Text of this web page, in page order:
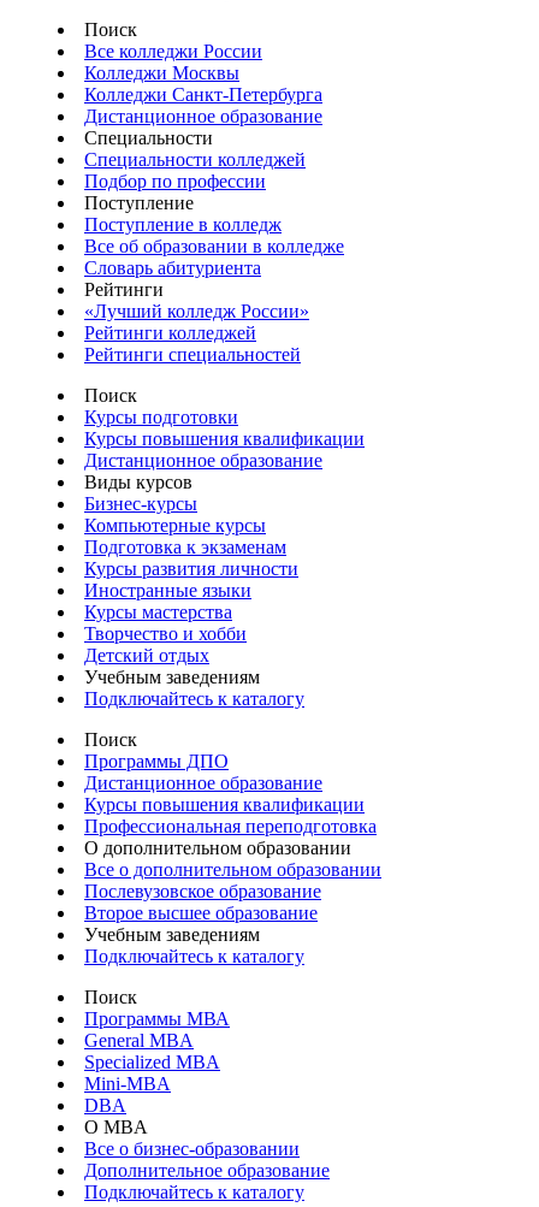
Поиск
Все колледжи России
Колледжи Москвы
Колледжи Санкт-Петербурга
Дистанционное образование
Специальности
Специальности колледжей
Подбор по профессии
Поступление
Поступление в колледж
Все об образовании в колледже
Словарь абитуриента
Рейтинги
«Лучший колледж России»
Рейтинги колледжей
Рейтинги специальностей
Поиск
Курсы подготовки
Курсы повышения квалификации
Дистанционное образование
Виды курсов
Бизнес-курсы
Компьютерные курсы
Подготовка к экзаменам
Курсы развития личности
Иностранные языки
Курсы мастерства
Творчество и хобби
Детский отдых
Учебным заведениям
Подключайтесь к каталогу
Поиск
Программы ДПО
Дистанционное образование
Курсы повышения квалификации
Профессиональная переподготовка
О дополнительном образовании
Все о дополнительном образовании
Послевузовское образование
Второе высшее образование
Учебным заведениям
Подключайтесь к каталогу
Поиск
Программы МВА
General MBA
Specialized MBA
Mini-MBA
DBA
О MBA
Все о бизнес-образовании
Дополнительное образование
Подключайтесь к каталогу